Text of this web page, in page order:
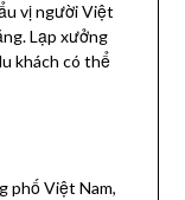
vị người Việt
Lạp xưởng
khách có thể
phố Việt Nam,